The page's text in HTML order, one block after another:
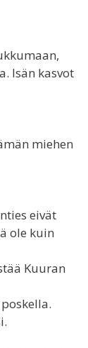
Isän kasvot
miehen
eivät
ole kuin
Kuuran